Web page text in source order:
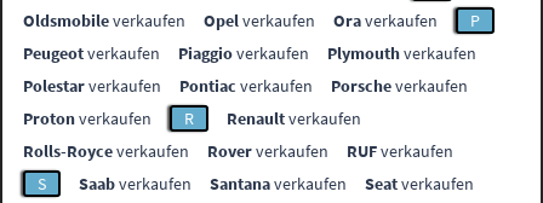
Oldsmobileverkaufen Opelverkaufen Oraverkaufen
P
Peugeotverkaufen Piaggioverkaufen Plymouthverkaufen
Polestarverkaufen Pontiac verkaufen Porscheverkaufen
Protonverkaufen R Renaultverkaufen
Rolls-Royceverkaufen Roververkaufen RUFverkaufen
S
Saabverkaufen Santanaverkaufen Seatverkaufen